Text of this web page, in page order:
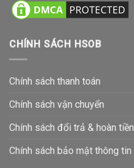
CHÍNH SÁCH HSOB
Chính sách thanh toán
Chính sách vận chuyển
Chính sách đổi trả & hoàn tiền
Chính sách bảo mật thông tin